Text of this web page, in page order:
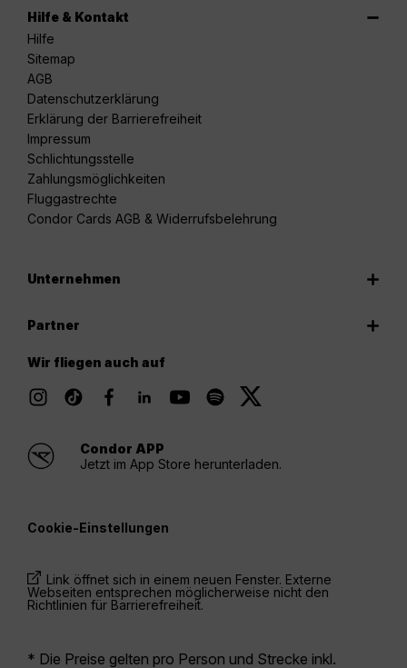
Hilfe & Kontakt
Hilfe
Sitemap
AGB
Datenschutzerklärung
Erklärung der Barrierefreiheit
Impressum
Schlichtungsstelle
Zahlungsmöglichkeiten
Fluggastrechte
Condor Cards AGB & Widerrufsbelehrung
Unternehmen
Partner
Wir fliegen auch auf
Condor APP
Jetzt im App Store herunterladen.
Cookie-Einstellungen
Link öffnet sich in einem neuen Fenster. Externe
Webseiten entsprechen möglicherweise nicht den
Richtlinien für Barrierefreiheit.
* Die Preise gelten pro Person und Strecke inkl.